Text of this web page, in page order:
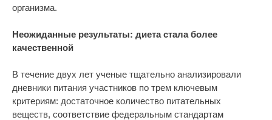
организма.
Неожиданные результаты: диета стала более
качественной
В течение двух лет ученые тщательно анализировали
дневники питания участников по трем ключевым
критериям: достаточное количество питательных
веществ, соответствие федеральным стандартам